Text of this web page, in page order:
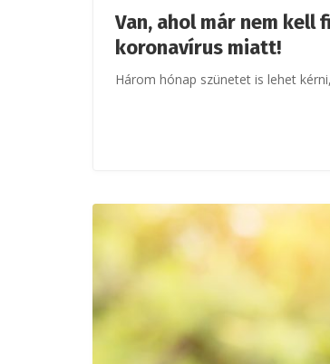
Van, ahol már nem
koronavírus miatt!
Három hónap szünetet is lehet